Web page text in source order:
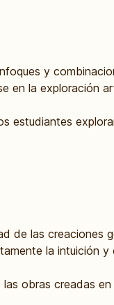
y
en la exploración
estudiantes
de las creaciones
la intuición y
obras creadas